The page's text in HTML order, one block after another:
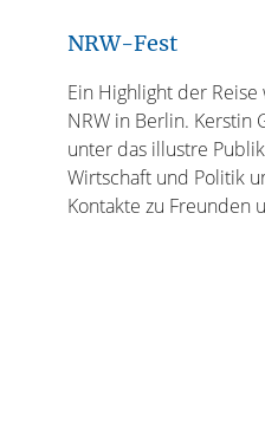
NRW-Fest
Ein Highlight der
NRW in Berlin. Kerstin
unter das illustre
Wirtschaft und Politik
Kontakte zu Freunden